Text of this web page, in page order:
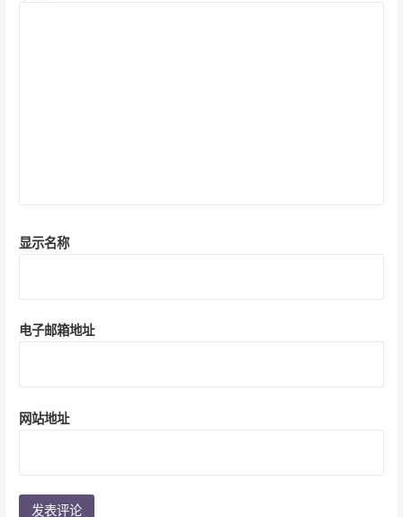
显示名称
电子邮箱地址
网站地址